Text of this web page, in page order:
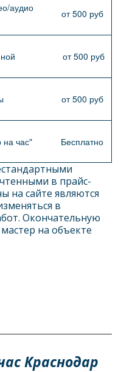
аудио
от 500 руб
от 500 руб
от 500 руб
на час" Бесплатно
в прайс-
на сайте являются
в
Окончательную
на объекте
Краснодар